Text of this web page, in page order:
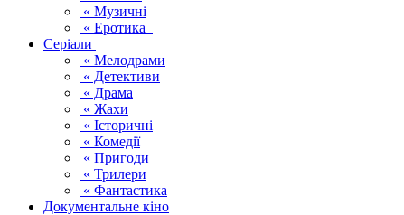
« Музичні
« Еротика
Серіали
« Мелодрами
« Детективи
« Драма
« Жахи
« Історичні
« Комедії
« Пригоди
« Трилери
« Фантастика
Документальне кіно